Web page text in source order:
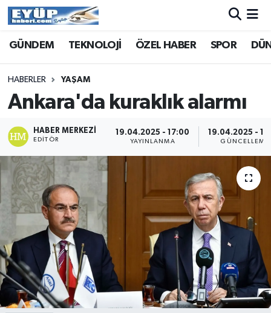
GÜNDEM TEKNOLOJİ ÖZEL HABER SPOR
HABERLER YAŞAM
Ankara'da kuraklık alarmı
HABER MERKEZI
EDITÖR
19.04.2025 - 17:00
YAYINLANMA
19.04.2025 -
GÜNCELLEME